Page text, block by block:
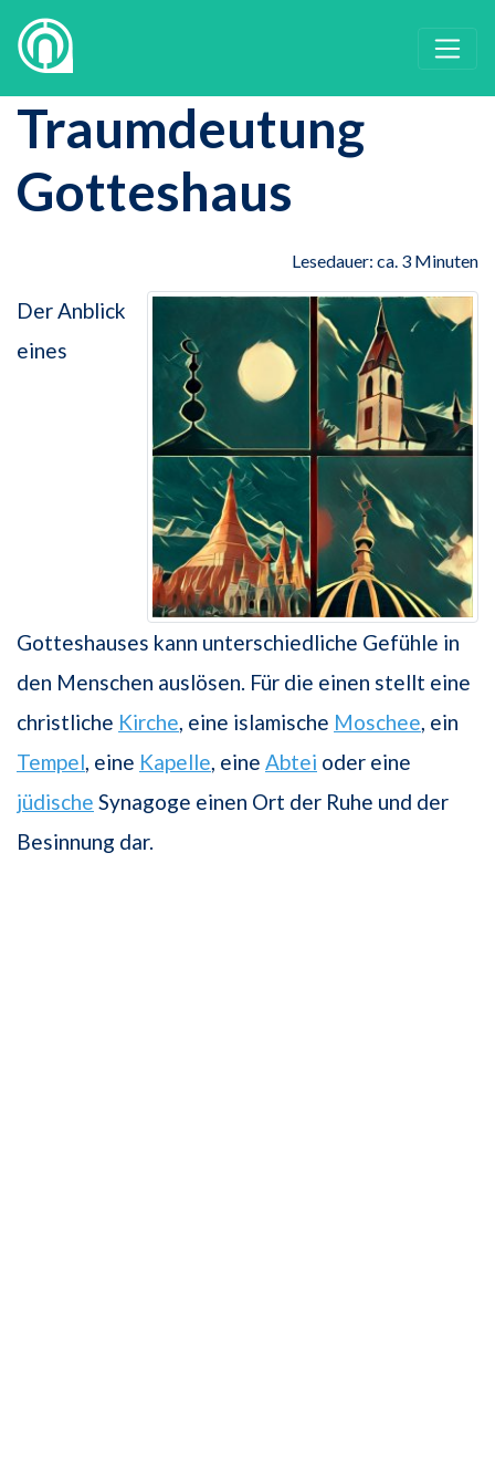
Traumdeutung
Gotteshaus
Lesedauer: ca. 3 Minuten
Der Anblick
eines
Gotteshauses kann unterschiedliche Gefühle in
den Menschen auslösen. Für die einen stellt eine
christliche Kirche, eine islamische Moschee, ein
Tempel, eine Kapelle, eine Abtei oder eine
jüdische Synagoge einen Ort der Ruhe und der
Besinnung dar.